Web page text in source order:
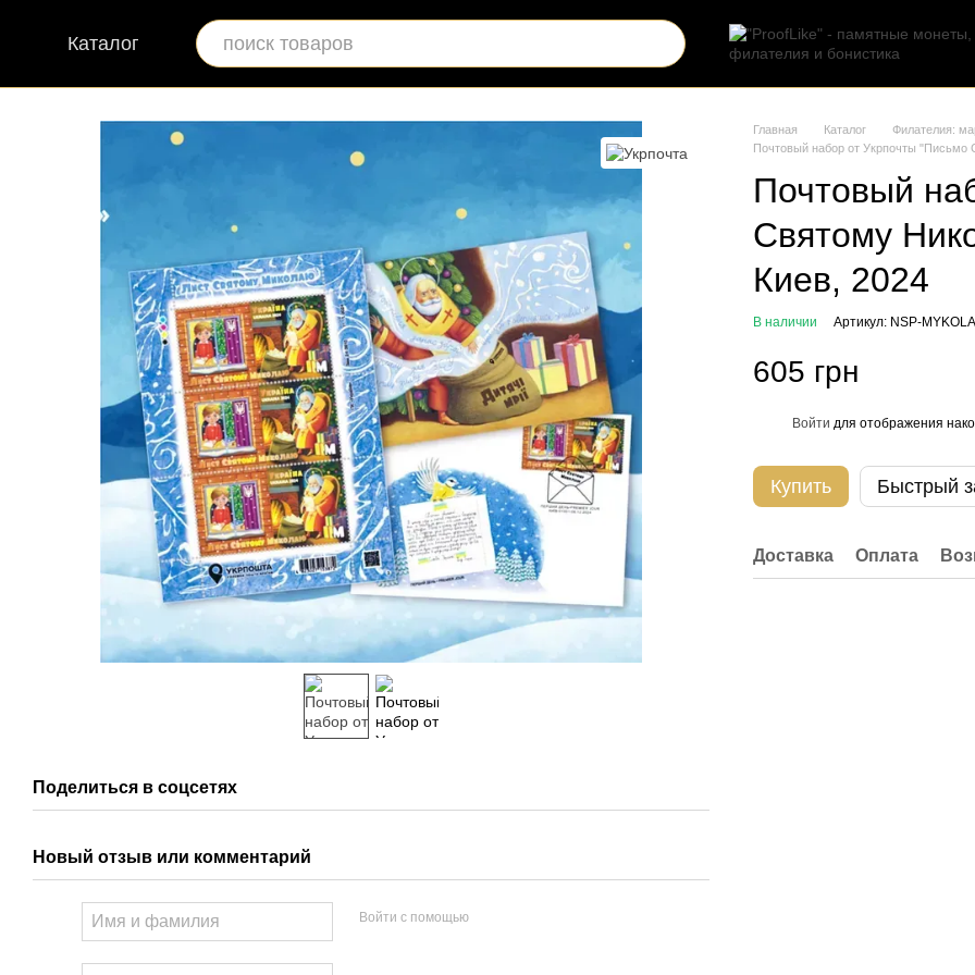
Перейти к основному контенту
Каталог
Поделиться в соцсетях
Новый отзыв или комментарий
Войти с помощью
Главная Каталог
Филателия:
Почтовый набор от Укрпочты "Письмо
Почтовый
Святому
Киев, 2024
В наличии Артикул: NSP-
605 грн
Войти для отображения
Купить Быстрый
Доставка Оплата